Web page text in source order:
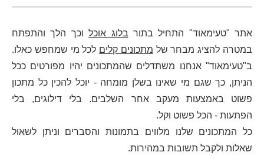
אתר "טעימאוד" התחיל בתור בלוג אוכלוכך הלך והתפתח
במטרה להציג מבחר של מתכונים קלים לכל מי שמחפש כאלו.
ב"טעימאוד" אנחנו משתדלים שהמתכונים יהיו מפורטים ככל
הניתן, כך שגם מי שאינו בשלן מומחה - יוכל להכין כל מתכון
פשוט באמצעות מעקב אחר השלבים. בלי דילוגים, בלי
הפתעות - הכל פשוט וקל.
כל המתכונים שלנו מלווים בתמונות והסברים וניתן לשאול
שאלות ולקבל תשובות במהירות.